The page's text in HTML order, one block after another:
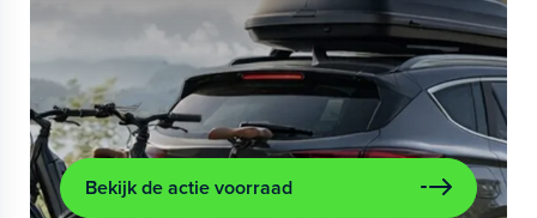
Bekijk de actie voorraad